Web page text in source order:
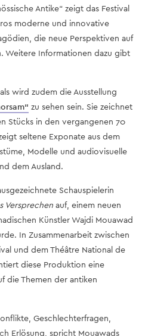
Antike“ zeigt das Festival
moderne und innovative
die neue Perspektiven auf
Weitere Informationen dazu gibt
wird zudem die Ausstellung
zu sehen sein. Sie zeichnet
Stücks in den vergangenen 70
seltene Exponate aus dem
Modelle und audiovisuelle
dem Ausland.
Schauspielerin
Versprechen auf, einem neuen
Künstler Wajdi Mouawad
In Zusammenarbeit zwischen
und dem Théâtre National de
diese Produktion eine
die Themen der antiken
Geschlechterfragen,
Erlösung, spricht Mouawads